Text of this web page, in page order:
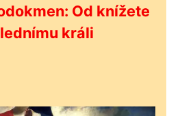
Od knížete
králi